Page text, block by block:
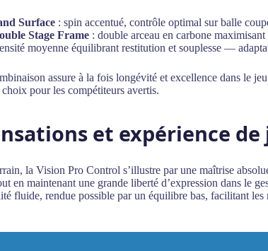
Surface : spin accentué, contrôle optimal sur balle
Stage Frame : double arceau en carbone
moyenne équilibrant restitution et souplesse —
assure à la fois longévité et excellence dans le
pour les compétiteurs avertis.
et expérience de
la Vision Pro Control s’illustre par une maîtrise
en maintenant une grande liberté d’expression dans le
fluide, rendue possible par un équilibre bas, facilitant les